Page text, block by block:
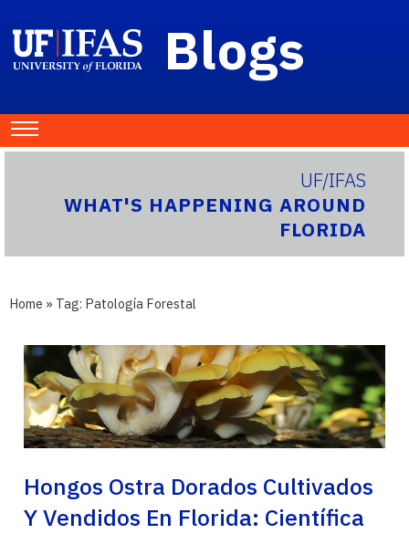
Blogs
UF/IFAS
WHAT'S HAPPENING AROUND
FLORIDA
Home » Tag: Patología Forestal
Hongos Ostra Dorados Cultivados
Y Vendidos En Florida: Científica